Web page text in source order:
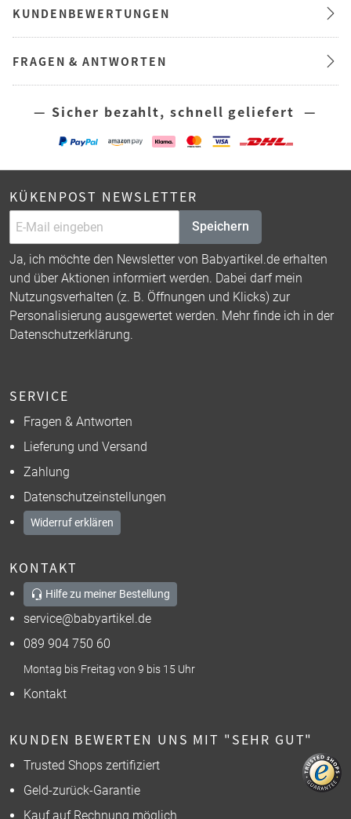
KUNDENBEWERTUNGEN
FRAGEN & ANTWORTEN
— Sicher bezahlt, schnell geliefert —
KÜKENPOST NEWSLETTER
Speichern
Ja, ich möchte den Newsletter von Babyartikel.de erhalten
und über Aktionen informiert werden. Dabei darf mein
Nutzungsverhalten (z. B. Öffnungen und Klicks) zur
Personalisierung ausgewertet werden. Mehr finde ich in der
Datenschutzerklärung.
SERVICE
Fragen & Antworten
Lieferung und Versand
Zahlung
Datenschutzeinstellungen
Widerruf erklären
KONTAKT
Hilfe zu meiner Bestellung
service@babyartikel.de
089 904 750 60
Montag bis Freitag von 9 bis 15 Uhr
Kontakt
KUNDEN BEWERTEN UNS MIT "SEHR GUT"
Trusted Shops zertifiziert
Geld-zurück-Garantie
Kauf auf Rechnung möglich